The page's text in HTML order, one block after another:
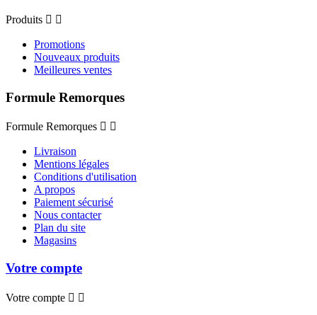
Produits  
Promotions
Nouveaux produits
Meilleures ventes
Formule Remorques
Formule Remorques  
Livraison
Mentions légales
Conditions d'utilisation
A propos
Paiement sécurisé
Nous contacter
Plan du site
Magasins
Votre compte
Votre compte  